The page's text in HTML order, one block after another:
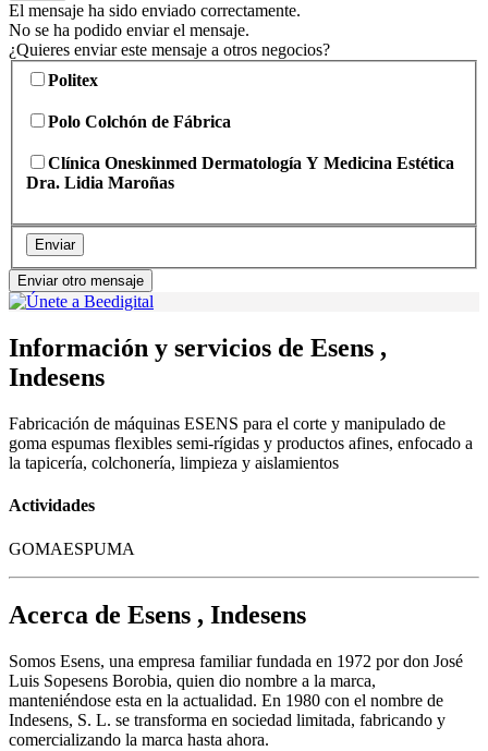
El mensaje ha sido enviado correctamente.
No se ha podido enviar el mensaje.
¿Quieres enviar este mensaje a otros negocios?
Politex
Polo Colchón de Fábrica
Clínica Oneskinmed Dermatología Y Medicina Estética
Dra. Lidia Maroñas
Enviar
Enviar otro mensaje
Información y servicios de Esens ,
Indesens
Fabricación de máquinas ESENS para el corte y manipulado de
goma espumas flexibles semi-rígidas y productos afines, enfocado a
la tapicería, colchonería, limpieza y aislamientos
Actividades
GOMAESPUMA
Acerca de Esens , Indesens
Somos Esens, una empresa familiar fundada en 1972 por don José
Luis Sopesens Borobia, quien dio nombre a la marca,
manteniéndose esta en la actualidad. En 1980 con el nombre de
Indesens, S. L. se transforma en sociedad limitada, fabricando y
comercializando la marca hasta ahora.